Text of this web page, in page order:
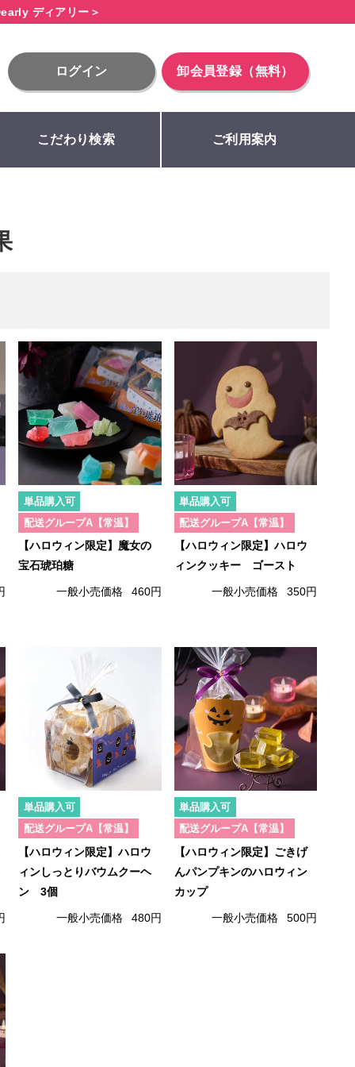
ディアリー＞
ログイン 卸会員登録（無料）
こだわり検索 ご利用案内
単品購入可
配送グループA【常温】
【ハロウィン限定】魔女の
宝石琥珀糖
一般小売価格 460円
単品購入可
配送グループA【常温】
【ハロウィン限定】ハロウ
ィンクッキー ゴースト
一般小売価格 350円
単品購入可
配送グループA【常温】
【ハロウィン限定】ハロウ
ィンしっとりバウムクーヘ
ン 3個
一般小売価格 480円
単品購入可
配送グループA【常温】
【ハロウィン限定】ごきげ
んパンプキンのハロウィン
カップ
一般小売価格 500円